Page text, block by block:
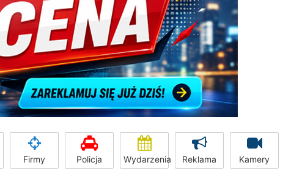
Firmy Policja Wydarzenia Reklama Kamery